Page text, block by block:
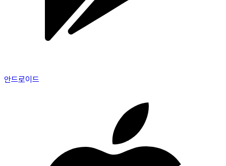
안드로이드